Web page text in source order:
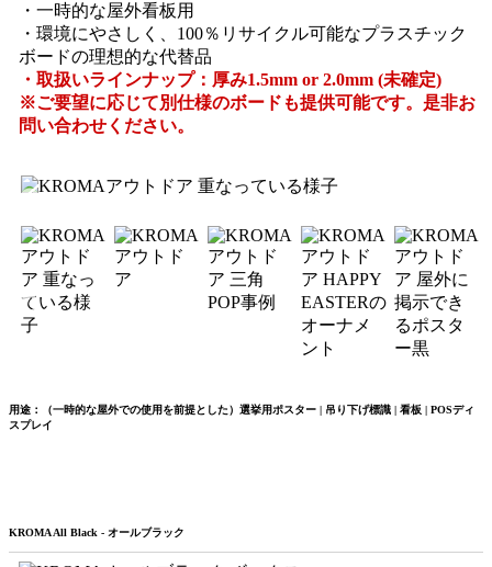
・一時的な屋外看板用
・環境にやさしく、100％リサイクル可能なプラスチック
ボードの理想的な代替品
・取扱いラインナップ：厚み1.5mm or 2.0mm (未確定)
※ご要望に応じて別仕様のボードも提供可能です。是非お
問い合わせください。
用途：（一時的な屋外での使用を前提とした）選挙用ポスター | 吊り下げ標識 | 看板 | POSディ
スプレイ
KROMA All Black - オールブラック